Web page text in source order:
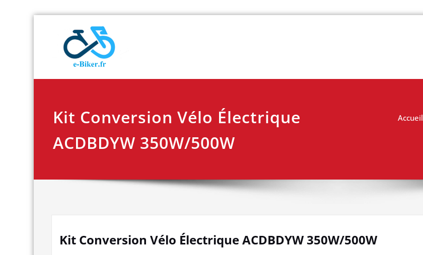
Kit Conversion Vélo Électrique
ACDBDYW 350W/500W
Accueil
Kit Conversion Vélo Électrique ACDBDYW 350W/500W